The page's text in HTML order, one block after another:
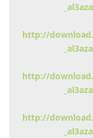
http://
http://
http://